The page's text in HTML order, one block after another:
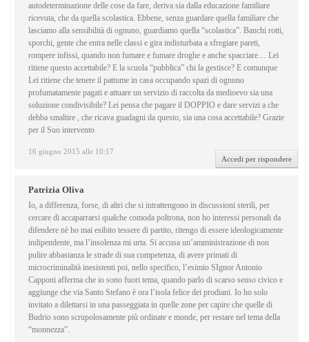
16 giugno 2015 alle 10:17
autodeterminazione delle cose da fare, deriva sia dalla educazione familiare
ricevuta, che da quella scolastica. Ebbene, senza guardare quella familiare che
lasciamo alla sensibilità di ognuno, guardiamo quella “scolastica”. Banchi rotti,
sporchi, gente che entra nelle classi e gira indisturbata a sfregiare pareti,
rompere infissi, quando non fumare e fumare droghe e anche spacciare… Lei
ritiene questo accettabile? E la scuola “pubblica” chi la gestisce? E comunque
Lei ritiene che tenere il pattume in casa occupando spazi di ognuno
profumatamente pagati e attuare un servizio di raccolta da medioevo sia una
soluzione condivisibile? Lei pensa che pagare il DOPPIO e dare servizi a che
debba smaltire , che ricava guadagni da questo, sia una cosa accettabile? Grazie
per il Suo intervento
Accedi per rispondere
Patrizia Oliva
Io, a differenza, forse, di altri che si intrattengono in discussioni sterili, per
cercare di accaparrarsi qualche comoda poltrona, non ho interessi personali da
difendere nè ho mai esibito tessere di partito, ritengo di essere ideologicamente
indipendente, ma l’insolenza mi urta. Si accusa un’amministrazione di non
pulire abbastanza le strade di sua competenza, di avere primati di
microcriminalità inesistenti poi, nello specifico, l’esimio SIgnor Antonio
Capponi afferma che io sono fuori tema, quando parlo di scarso senso civico e
aggiunge che via Santo Stefano è ora l’isola felice dei prodiani. Io ho solo
invitato a dilettarsi in una passeggiata in quelle zone per capire che quelle di
Budrio sono scrupolosamente più ordinate e monde, per restare nel tema della
“monnezza”.